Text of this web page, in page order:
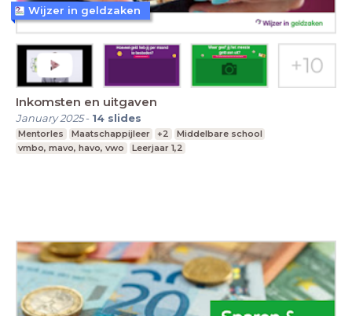
Inkomsten en uitgaven
January 2025- 14 slides
Mentorles Maatschappijleer +2
Middelbare school
vmbo, mavo, havo, vwo
Leerjaar 1,2
Wijzer in geldzaken